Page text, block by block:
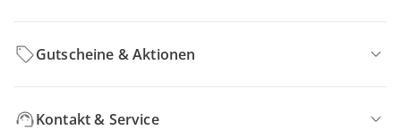
Gutscheine & Aktionen
Kontakt & Service